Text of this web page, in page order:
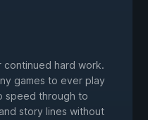
continued hard work.
games to ever play
speed through to
story lines without